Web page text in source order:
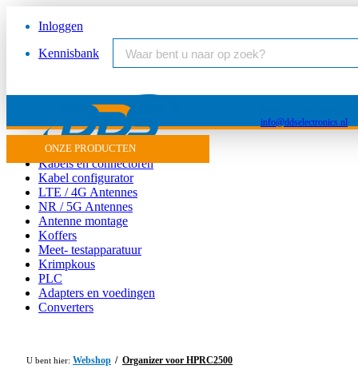
Inloggen
ONZE PRODUCTEN
Kennisbank
info@ddselectronics.nl
Antenne
Kabels en connectoren
Kabel configurator
LTE / 4G Antennes
NR / 5G Antennes
Antenne montage
Koffers
Meet- testapparatuur
Krimpkous
PLC
Adapters en voedingen
Converters
Webshop Organizer voor HPRC2500